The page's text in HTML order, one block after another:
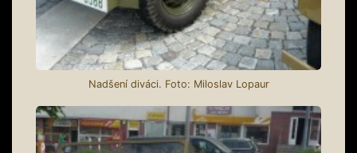
Nadšení diváci. Foto: Miloslav Lopaur